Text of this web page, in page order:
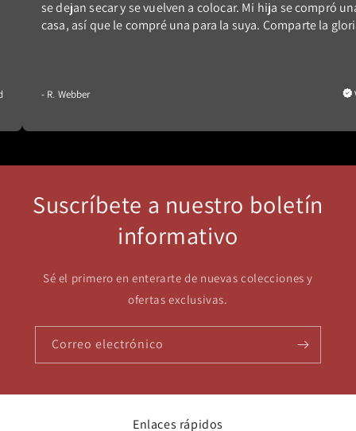
se dejan secar y se vuelven a colocar. Mi hija se compró
casa, así que le compré una para la suya. Comparte la
- R. Webber
Suscríbete a nuestro boletín
informativo
Sé el primero en enterarte de nuevas colecciones y
ofertas exclusivas.
Correo electrónico
Enlaces rápidos